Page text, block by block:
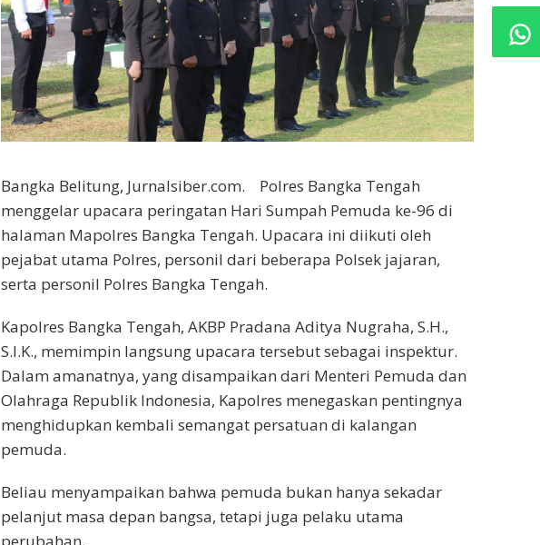
Bangka Belitung, Jurnalsiber.com. Polres Bangka Tengah
menggelar upacara peringatan Hari Sumpah Pemuda ke-96 di
halaman Mapolres Bangka Tengah. Upacara ini diikuti oleh
pejabat utama Polres, personil dari beberapa Polsek jajaran,
serta personil Polres Bangka Tengah.
Kapolres Bangka Tengah, AKBP Pradana Aditya Nugraha, S.H.,
S.I.K., memimpin langsung upacara tersebut sebagai inspektur.
Dalam amanatnya, yang disampaikan dari Menteri Pemuda dan
Olahraga Republik Indonesia, Kapolres menegaskan pentingnya
menghidupkan kembali semangat persatuan di kalangan
pemuda.
Beliau menyampaikan bahwa pemuda bukan hanya sekadar
pelanjut masa depan bangsa, tetapi juga pelaku utama